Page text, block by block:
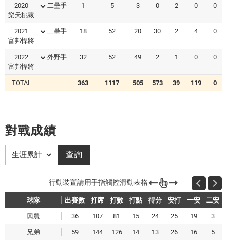
2020
樂天桃猿
二壘手 1 5 3 0 2 0 0
2021
富邦悍將
二壘手 18 52 20 30 2 4 0
2022
富邦悍將
外野手 32 52 49 2 1 0 0
TOTAL 363 1117 505 573 39 119 0
對戰成績
球隊 出賽數 打席 打數 打點 得分 安打 一安 二安
興農 36 107 81 15 24 25 19 3
兄弟 59 144 126 14 13 26 16 5